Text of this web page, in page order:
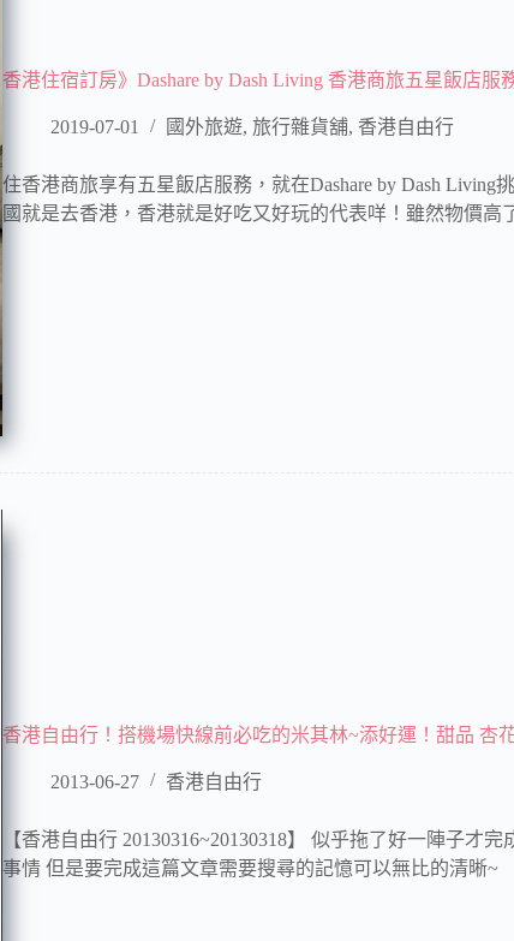
香港住宿訂房》Dashare by Dash Living 香港商旅五星飯店服
2019-07-01 國外旅遊, 旅行雜貨舖, 香港自由行
住香港商旅享有五星飯店服務，就在Dashare by Dash
國就是去香港，香港就是好吃又好玩的代表咩！雖然物價
香港自由行！搭機場快線前必吃的米其林~添好運！甜品 杏
2013-06-27 香港自由行
【香港自由行 20130316~20130318】 似乎拖了好一陣子才
事情 但是要完成這篇文章需要搜尋的記憶可以無比的清晰~